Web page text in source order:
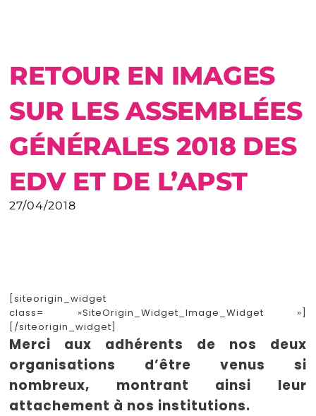
RETOUR EN IMAGES
SUR LES ASSEMBLÉES
GÉNÉRALES 2018 DES
EDV ET DE L’APST
27/04/2018
[siteorigin_widget
class= »SiteOrigin_Widget_Image_Widget »]
[/siteorigin_widget]
Merci aux adhérents de nos deux
organisations d’être venus si
nombreux, montrant ainsi leur
attachement à nos institutions.